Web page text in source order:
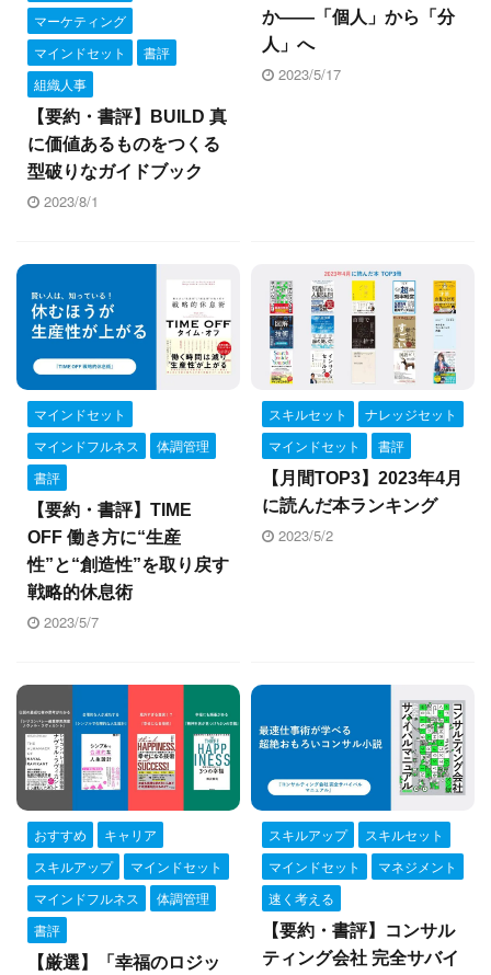
は、問い合わせフォームにてご連絡くださ
い。
マーケティング
マインドセット
書評
組織人事
【要約・書評】BUILD 真
に価値あるものをつくる
型破りなガイドブック
2023/8/1
か――「個人」から「分
人」へ
2023/5/17
マインドセット
マインドフルネス
体調管理
書評
【要約・書評】TIME
OFF 働き方に“生産
性”と“創造性”を取り戻す
戦略的休息術
2023/5/7
スキルセット
ナレッジセット
マインドセット
書評
【月間TOP3】2023年4月
に読んだ本ランキング
2023/5/2
おすすめ
キャリア
スキルアップ
マインドセット
マインドフルネス
体調管理
書評
【厳選】「幸福のロジッ
スキルアップ
スキルセット
マインドセット
マネジメント
速く考える
【要約・書評】コンサル
ティング会社 完全サバイ